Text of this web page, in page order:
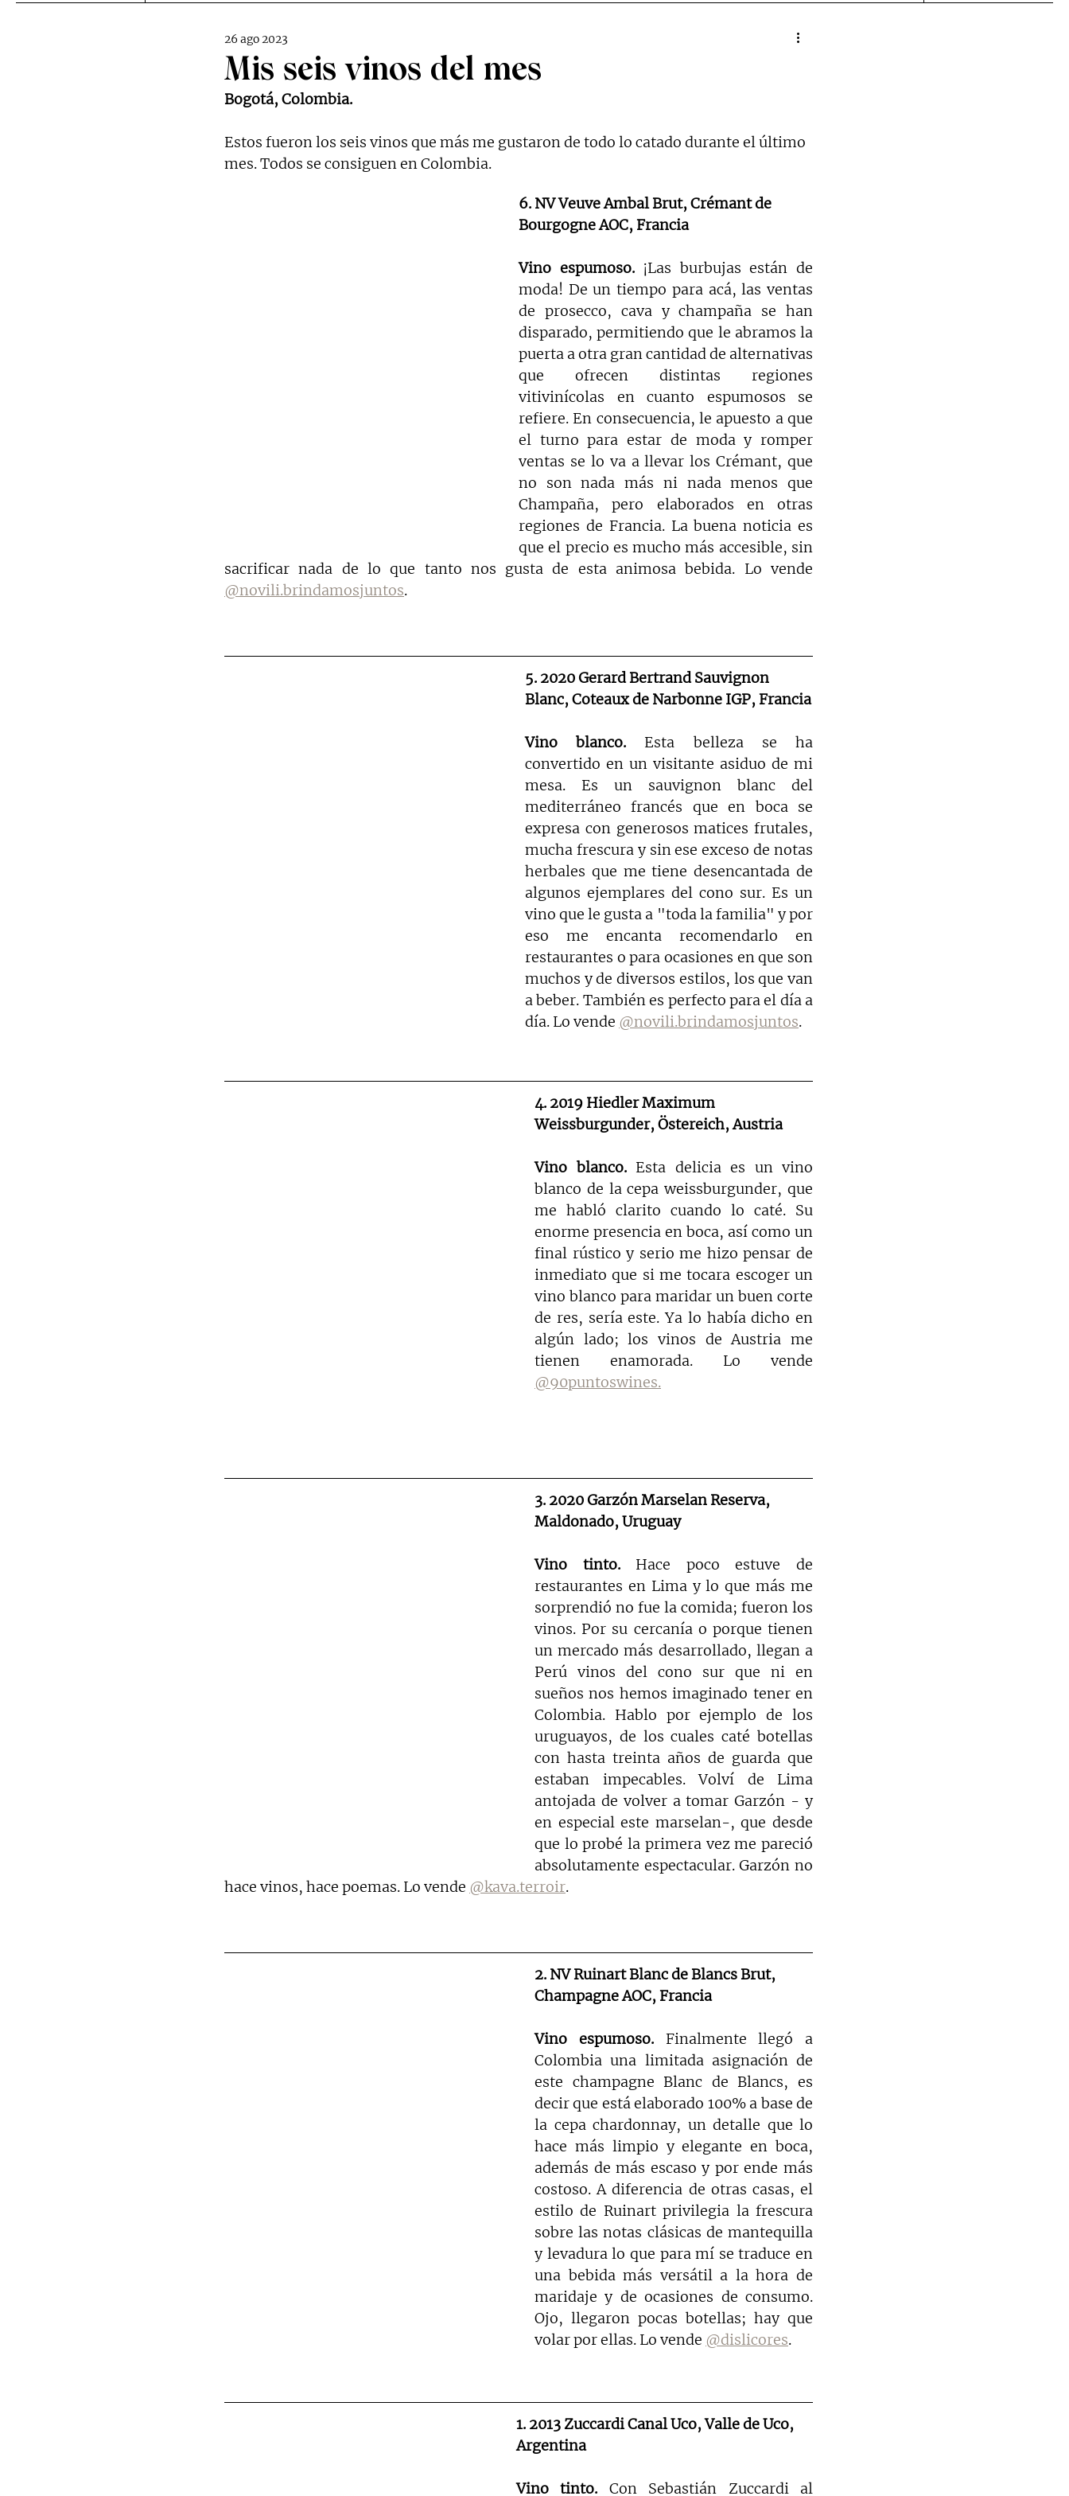
Mis seis vinos del mes
26 ago 2023
Bogotá, Colombia.
Estos fueron los seis vinos que más me gustaron de todo lo catado durante el último
mes. Todos se consiguen en Colombia.
6. NV Veuve Ambal Brut, Crémant de
Bourgogne AOC, Francia
Vino espumoso. ¡Las burbujas están de
moda! De un tiempo para acá, las ventas
de prosecco, cava y champaña se han
disparado, permitiendo que le abramos la
puerta a otra gran cantidad de alternativas
que ofrecen distintas regiones
vitivinícolas en cuanto espumosos se
refiere. En consecuencia, le apuesto a que
el turno para estar de moda y romper
ventas se lo va a llevar los Crémant, que
no son nada más ni nada menos que
Champaña, pero elaborados en otras
regiones de Francia. La buena noticia es
que el precio es mucho más accesible, sin
@novili.brindamosjuntos.
5. 2020 Gerard Bertrand Sauvignon
Blanc, Coteaux de Narbonne IGP, Francia
Vino blanco. Esta belleza se ha
convertido en un visitante asiduo de mi
mesa. Es un sauvignon blanc del
mediterráneo francés que en boca se
expresa con generosos matices frutales,
mucha frescura y sin ese exceso de notas
herbales que me tiene desencantada de
algunos ejemplares del cono sur. Es un
vino que le gusta a "toda la familia" y por
eso me encanta recomendarlo en
restaurantes o para ocasiones en que son
muchos y de diversos estilos, los que van
a beber. También es perfecto para el día a
día. Lo vende @novili.brindamosjuntos.
4. 2019 Hiedler Maximum
Weissburgunder, Östereich, Austria
Vino blanco. Esta delicia es un vino
blanco de la cepa weissburgunder, que
me habló clarito cuando lo caté. Su
enorme presencia en boca, así como un
final rústico y serio me hizo pensar de
inmediato que si me tocara escoger un
vino blanco para maridar un buen corte
de res, sería este. Ya lo había dicho en
algún lado; los vinos de Austria me
@90puntoswines.
3. 2020 Garzón Marselan Reserva,
Maldonado, Uruguay
Vino tinto. Hace poco estuve de
restaurantes en Lima y lo que más me
sorprendió no fue la comida; fueron los
vinos. Por su cercanía o porque tienen
un mercado más desarrollado, llegan a
Perú vinos del cono sur que ni en
sueños nos hemos imaginado tener en
Colombia. Hablo por ejemplo de los
uruguayos, de los cuales caté botellas
con hasta treinta años de guarda que
estaban impecables. Volví de Lima
antojada de volver a tomar Garzón - y
en especial este marselan-, que desde
que lo probé la primera vez me pareció
absolutamente espectacular. Garzón no
hace vinos, hace poemas. Lo vende @kava.terroir.
2. NV Ruinart Blanc de Blancs Brut,
Champagne AOC, Francia
Vino espumoso. Finalmente llegó a
Colombia una limitada asignación de
este champagne Blanc de Blancs, es
decir que está elaborado 100% a base de
la cepa chardonnay, un detalle que lo
hace más limpio y elegante en boca,
además de más escaso y por ende más
costoso. A diferencia de otras casas, el
estilo de Ruinart privilegia la frescura
sobre las notas clásicas de mantequilla
y levadura lo que para mí se traduce en
una bebida más versátil a la hora de
maridaje y de ocasiones de consumo.
Ojo, llegaron pocas botellas; hay que
volar por ellas. Lo vende @dislicores.
1. 2013 Zuccardi Canal Uco, Valle de Uco,
Argentina
Vino tinto. Con Sebastián Zuccardi al